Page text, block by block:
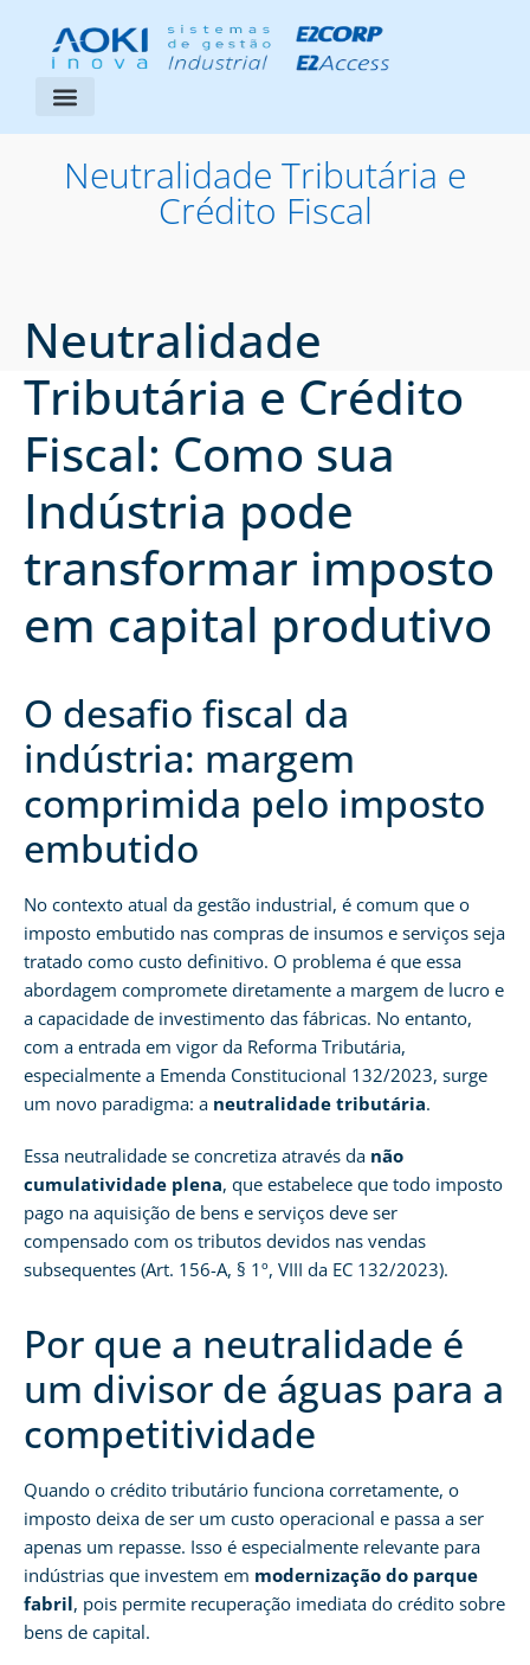
Neutralidade Tributária e
Crédito Fiscal
Neutralidade
Tributária e Crédito
Fiscal: Como sua
Indústria pode
transformar imposto
em capital produtivo
O desafio fiscal da
indústria: margem
comprimida pelo imposto
embutido
No contexto atual da gestão industrial, é comum que o
imposto embutido nas compras de insumos e serviços seja
tratado como custo definitivo. O problema é que essa
abordagem compromete diretamente a margem de lucro e
a capacidade de investimento das fábricas. No entanto,
com a entrada em vigor da Reforma Tributária,
especialmente a Emenda Constitucional 132/2023, surge
um novo paradigma: a neutralidade tributária.
Essa neutralidade se concretiza através da não
cumulatividade plena, que estabelece que todo imposto
pago na aquisição de bens e serviços deve ser
compensado com os tributos devidos nas vendas
subsequentes (Art. 156-A, § 1º, VIII da EC 132/2023).
Por que a neutralidade é
um divisor de águas para a
competitividade
Quando o crédito tributário funciona corretamente, o
imposto deixa de ser um custo operacional e passa a ser
apenas um repasse. Isso é especialmente relevante para
indústrias que investem em modernização do parque
fabril, pois permite recuperação imediata do crédito sobre
bens de capital.